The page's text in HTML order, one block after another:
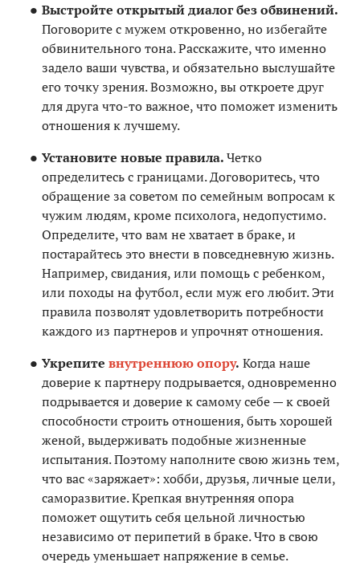
Выстройте открытый диалог без обвинений.
Поговорите с мужем откровенно, но избегайте
обвинительного тона. Расскажите, что именно
задело ваши чувства, и обязательно выслушайте
его точку зрения. Возможно, вы откроете друг
для друга что-то важное, что поможет изменить
отношения к лучшему.
Установите новые правила.Четко
определитесь с границами. Договоритесь, что
обращение за советом по семейным вопросам к
чужим людям, кроме психолога, недопустимо.
Определите, что вам не хватает в браке, и
постарайтесь это внести в повседневную жизнь.
Например, свидания, или помощь с ребенком,
или походы на футбол, если муж его любит. Эти
правила позволят удовлетворить потребности
каждого из партнеров и упрочнят отношения.
Укрепите внутреннюю опору. Когда наше
доверие к партнеру подрывается, одновременно
подрывается и доверие к самому себе — к своей
способности строить отношения, быть хорошей
женой, выдерживать подобные жизненные
испытания. Поэтому наполните свою жизнь тем,
что вас «заряжает»: хобби, друзья, личные цели,
саморазвитие. Крепкая внутренняя опора
поможет ощутить себя цельной личностью
независимо от перипетий в браке. Что в свою
очередь уменьшает напряжение в семье.